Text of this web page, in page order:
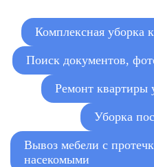
Услуги по уборке после
близкого человека
Обработка квартиры
человека
Услуги дезинфекции
Уборка помещений после
человека
Комплексная уборка
Поиск документов,
Ремонт квартиры
Уборка
Вывоз мебели с
насекомыми